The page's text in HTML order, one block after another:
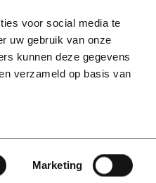
voor social media te
uw gebruik van onze
kunnen deze gegevens
verzameld op basis van
Marketing
met ons op